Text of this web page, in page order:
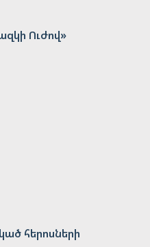
Ուժով»
հերոսների